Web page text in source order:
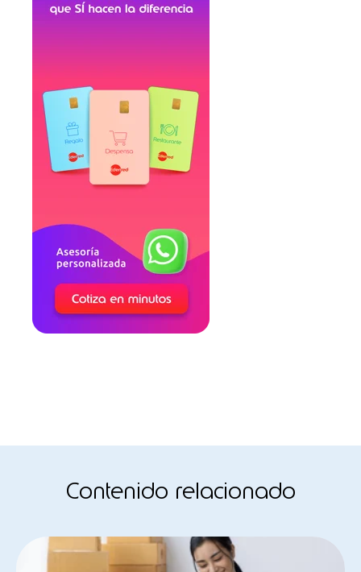
Contenido relacionado